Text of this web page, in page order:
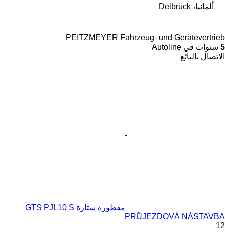
ألمانيا، Delbrück
PEITZMEYER Fahrzeug- und Gerätevertrieb
5 سنوات في Autoline
الاتصال بالبائع
مقطورة ستارة GTS PJL10 S
PRŮJEZDOVÁ NÁSTAVBA
12